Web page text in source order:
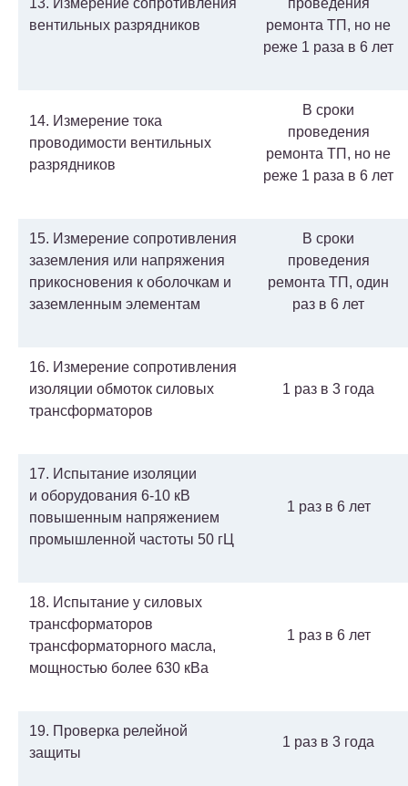
13. Измерение сопротивления
вентильных разрядников
проведения
ремонта ТП, но не
реже 1 раза в 6 лет
14. Измерение тока
проводимости вентильных
разрядников
В сроки
проведения
ремонта ТП, но не
реже 1 раза в 6 лет
15. Измерение сопротивления
заземления или напряжения
прикосновения к оболочкам и
заземленным элементам
В сроки
проведения
ремонта ТП, один
раз в 6 лет
16. Измерение сопротивления
изоляции обмоток силовых
трансформаторов
1 раз в 3 года
17. Испытание изоляции
и оборудования 6-10 кВ
повышенным напряжением
промышленной частоты 50 гЦ
1 раз в 6 лет
18. Испытание у силовых
трансформаторов
трансформаторного масла,
мощностью более 630 кВа
1 раз в 6 лет
19. Проверка релейной
защиты
1 раз в 3 года